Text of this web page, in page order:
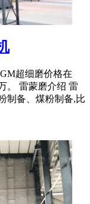
超细磨价格在
。 雷蒙磨介绍 雷
制备、煤粉制备,比